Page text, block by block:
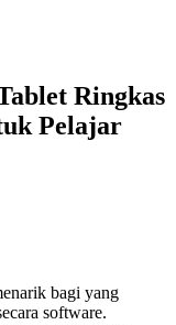
Ringkas
Pelajar
bagi yang
software.